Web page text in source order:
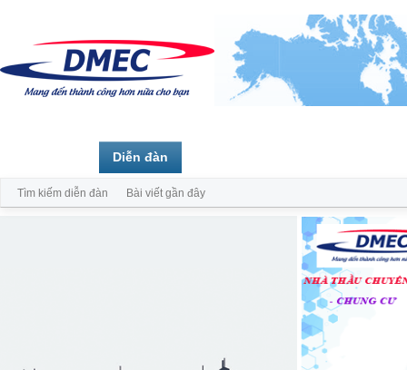
Diễn đàn
Tìm kiếm diễn đàn Bài viết gần đây